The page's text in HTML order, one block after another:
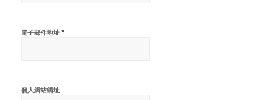
電子郵件地址 *
個人網站網址